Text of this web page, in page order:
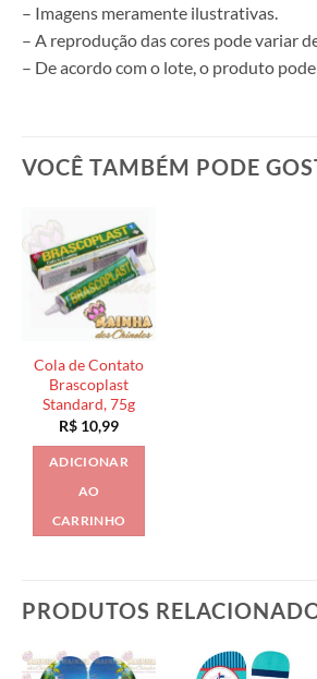
– Imagens meramente ilustrativas.
– A reprodução das cores pode variar
– De acordo com o lote, o produto
VOCÊ TAMBÉM PODE
Cola de Contato
Brascoplast
Standard, 75g
R$ 10,99
ADICIONAR
AO
CARRINHO
PRODUTOS